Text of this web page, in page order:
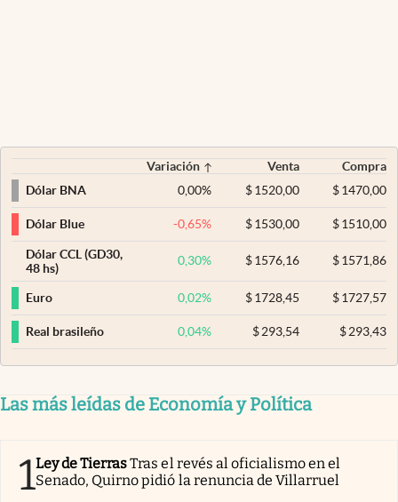
Variación Venta
Compra
Dólar BNA
0,00% $ 1520,00 $1470,00
Dólar Blue -0,65% $ 1530,00 $1510,00
Dólar CCL (GD30,
48 hs)
0,30% $ 1576,16 $1571,86
Euro 0,02% $ 1728,45 $1727,57
Real brasileño 0,04% $ 293,54 $293,43
Las más leídas de Economía y Política
1Ley de TierrasTras el revés al oficialismo en el
Senado, Quirno pidió la renuncia de Villarruel